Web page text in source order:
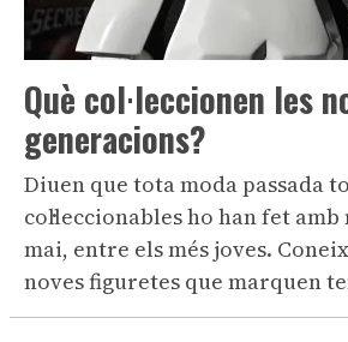
Què col·leccionen les
generacions?
Diuen que tota moda passada
col·leccionables ho han fet
mai, entre els més joves.
noves figuretes que marquen